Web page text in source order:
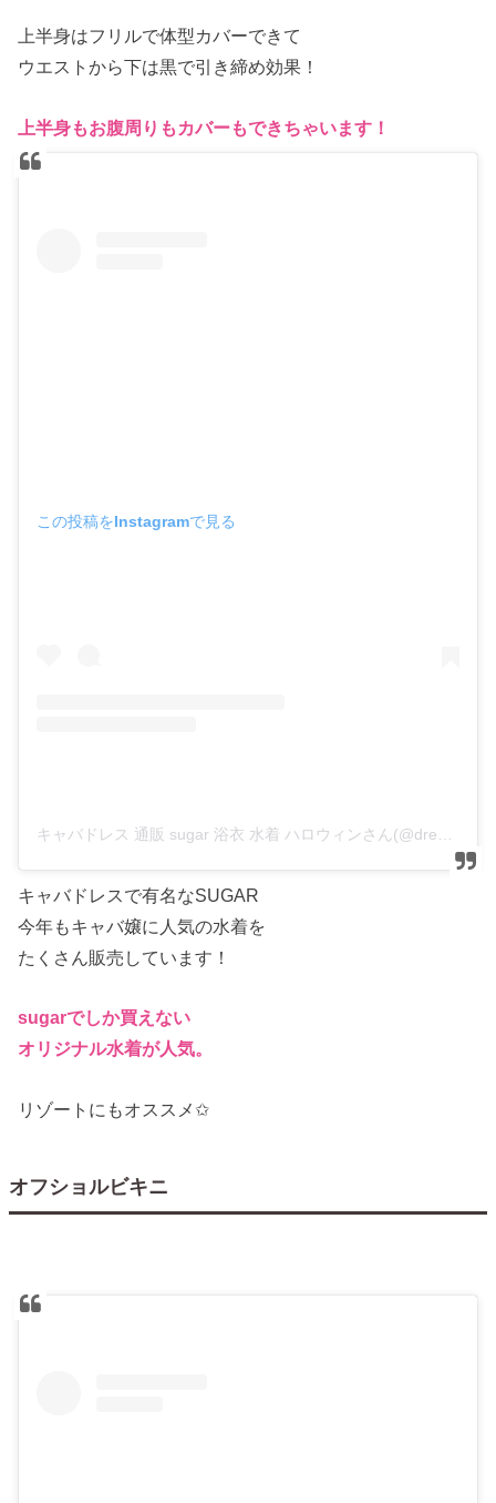
上半身はフリルで体型カバーできて
ウエストから下は黒で引き締め効果！
上半身もお腹周りもカバーもできちゃいます！
この投稿をInstagramで見る
キャバドレスで有名なSUGAR
今年もキャバ嬢に人気の水着を
たくさん販売しています！
sugarでしか買えない
オリジナル水着が人気。
リゾートにもオススメ✩
オフショルビキニ